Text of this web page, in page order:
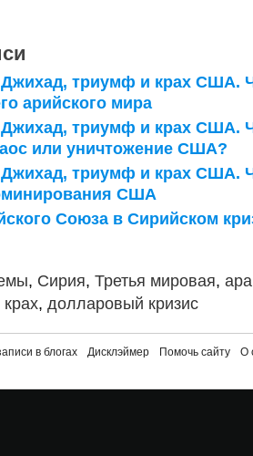
Джихад, триумф и крах США.
арийского мира
триумф и крах США.
или уничтожение США?
Джихад, триумф и крах США.
США
Союза в Сирийском
, Сирия, Третья мировая,
, долларовый кризис
в блогах Дисклэймер Помочь сайту О